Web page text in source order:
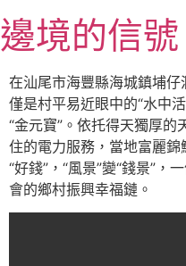
至
主
要
內
容
邊境的信號
在汕尾市海豐縣海城鎮埔
僅是村平易近眼中的“水中
“金元寶”。依托得天獨厚的
住的電力服務，當地富麗錦
“好錢”，“風景”變“錢景”，
會的鄉村振興幸福鏈。